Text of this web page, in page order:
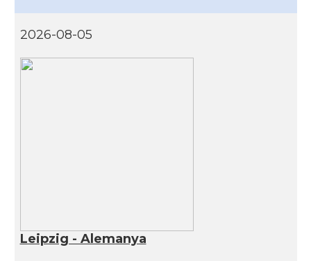
2026-08-05
Leipzig - Alemanya